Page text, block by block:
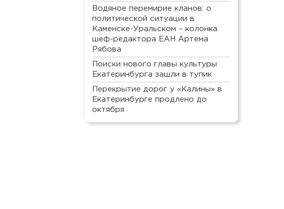
Водяное перемирие кланов: о
политической ситуации в
Каменске-Уральском – колонка
шеф-редактора ЕАН Артема
Рябова
Поиски нового главы культуры
Екатеринбурга зашли в тупик
Перекрытие дорог у «Калины» в
Екатеринбурге продлено до
октября